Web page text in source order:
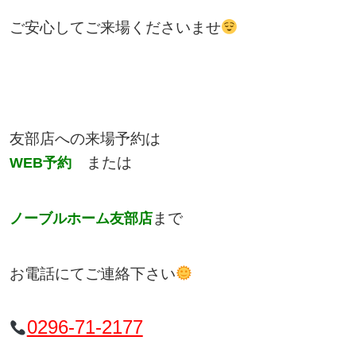
ご安心してご来場くださいませ
友部店への来場予約は
WEB予約または
ノーブルホーム友部店まで
お電話にてご連絡下さい
0296-71-2177